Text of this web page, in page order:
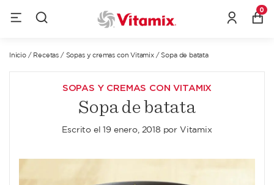
0
Inicio/ Recetas / Sopas y cremas con Vitamix/Sopa de batata
SOPAS Y CREMAS CON VITAMIX
Sopa de batata
Escrito el19 enero, 2018 por Vitamix